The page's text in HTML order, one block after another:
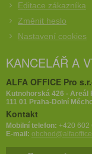
Editace zákazníka
Změnit heslo
Nastavení cookies
KANCELÁŘ A
ALFA OFFICE Pro
Kutnohorská 426 - Areál
111 01 Praha-Dolní
Kontakt
Mobilní telefon: +420 602
E-mail: